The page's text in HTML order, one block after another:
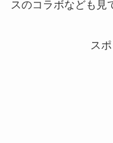
スのコラボなども見
ス